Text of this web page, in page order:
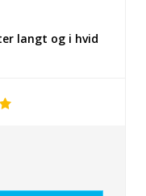
langt og i hvid